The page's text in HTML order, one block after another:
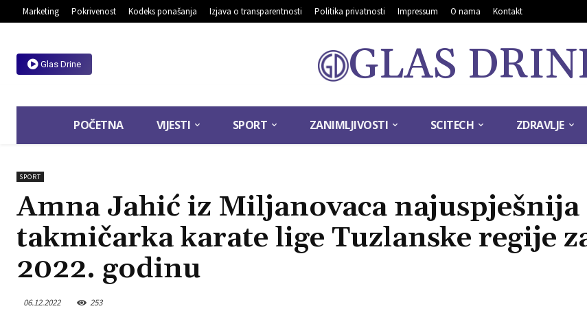
Marketing Pokrivenost Kodeks ponašanja Izjava o transparentnosti Politika privatnosti Impressum O nama Kontakt
Glas Drine GLAS
POČETNA VIJESTI SPORT ZANIMLJIVOSTI SCITECH ZDRAVLJE
SPORT
Amna Jahić iz Miljanovaca najuspješnija
takmičarka karate lige Tuzlanske regije
2022. godinu
06.12.2022 253